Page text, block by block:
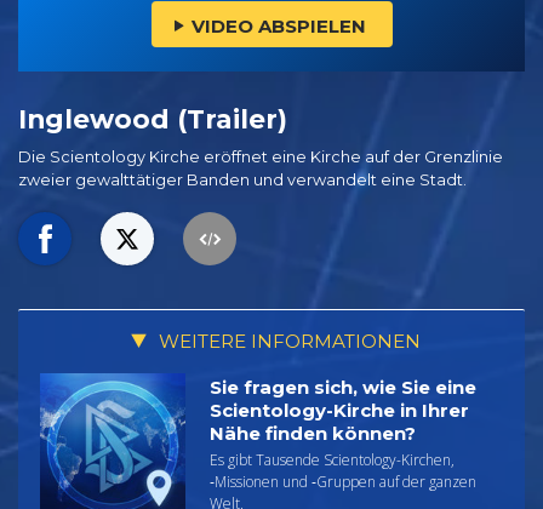
VIDEO ABSPIELEN
Inglewood (Trailer)
Die Scientology Kirche eröffnet eine Kirche auf der Grenzlinie
zweier gewalttätiger Banden und verwandelt eine Stadt.
WEITERE INFORMATIONEN
Sie fragen sich, wie Sie eine
Scientology-Kirche in Ihrer
Nähe finden können?
Es gibt Tausende Scientology-Kirchen,
‑Missionen und ‑Gruppen auf der ganzen
Welt.